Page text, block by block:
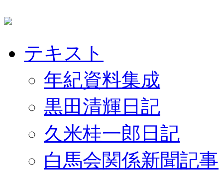
テキスト
年紀資料集成
黒田清輝日記
久米桂一郎日記
白馬会関係新聞記事